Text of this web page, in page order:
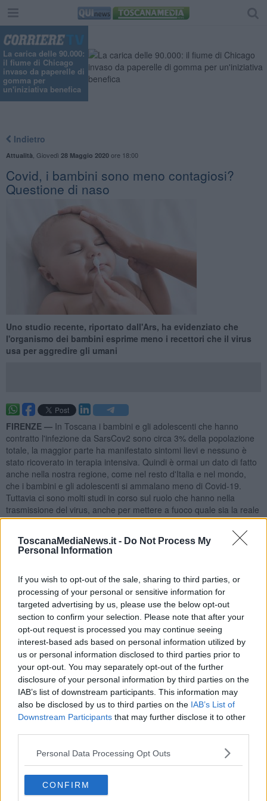
ToscanaMediaNews.it - Do Not Process My
Personal Information
If you wish to opt-out of the sale, sharing to third parties, or
processing of your personal or sensitive information for
targeted advertising by us, please use the below opt-out
section to confirm your selection. Please note that after your
opt-out request is processed you may continue seeing
interest-based ads based on personal information utilized by
us or personal information disclosed to third parties prior to
your opt-out. You may separately opt-out of the further
disclosure of your personal information by third parties on the
IAB’s list of downstream participants. This information may
also be disclosed by us to third parties on the IAB’s List of
Downstream Participants that may further disclose it to other
Personal Data Processing Opt Outs
CONFIRM
La carica delle 90.000:
il fiume di Chicago
invaso da paperelle di
gomma per
un'iniziativa benefica
Indietro
Attualità Giovedì 28 Maggio 2020ore 18:00
Covid, i bambini sono meno contagiosi?
Questione di naso
Uno studio recente, riportato dall'Ars, ha evidenziato che
l'organismo dei bambini esprime meno i recettori che il virus
usa per aggredire gli umani
FIRENZE — In Toscana i bambini e gli adolescenti che hanno
contratto l'infezione da SarsCov2 sono circa 3% della popolazione
totale, la maggior parte ha manifestato sintomi lievi e nessuno è
stato ricoverato in terapia intensiva. Quindi è ormai un dato di fatto
anche nella nostra regione, come nel resto d'Italia e nel mondo,
che i bambini e gli adolescenti si ammalano meno di Covid-19.
Tuttavia ci sono molti studi in corso sul ruolo che hanno nella
trasmissione del virus, anche per mettere a fuoco quale sia la reale
efficacia di misure di contenimento come la chiusura delle scuole.
L'Agenzia regionale di sanità della Toscana ha preso in esame due
recenti studi sulla questione che fanno luce su aspetti interessanti.
Il primo, pubblicato suJama, contiene unaprima evidenzasul
fatto che i bambini esprimono meno nel loro epitelio nasale i
recettori ACE2, una proteina che si trova sulla superficie di molte
cellule fra cui quelle della bocca, del naso e dei polmoni e che il
nuovo coronavirus utilizza come porta d'ingresso per l'infezione
respiratoria. Il fatto che l'organismo delle persone molto giovani
abbia meno recettori ACE2 potrebbe spiegare perchè i bambini si
ammalano meno e anche perchè, conseguentemente, potrebbero
essere
meno contagiosi
degli adulti.
recettori ci sono mentre, via via, che l'individuo cresce, i recettori
aumentano raggiungendo la massima espressione in età adulta.
Anche una recenterevisione sistematica
scientifiche disponibile inMedline